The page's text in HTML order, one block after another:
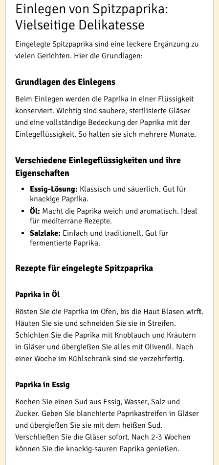
Einlegen von Spitzpaprika:
Vielseitige Delikatesse
Eingelegte Spitzpaprika sind eine leckere Ergänzung zu
vielen Gerichten. Hier die Grundlagen:
Grundlagen des Einlegens
Beim Einlegen werden die Paprika in einer Flüssigkeit
konserviert. Wichtig sind saubere, sterilisierte Gläser
und eine vollständige Bedeckung der Paprika mit der
Einlegeflüssigkeit. So halten sie sich mehrere Monate.
Verschiedene Einlegeflüssigkeiten und ihre
Eigenschaften
Essig-Lösung: Klassisch und säuerlich. Gut für
knackige Paprika.
Öl: Macht die Paprika weich und aromatisch. Ideal
für mediterrane Rezepte.
Salzlake: Einfach und traditionell. Gut für
fermentierte Paprika.
Rezepte für eingelegte Spitzpaprika
Paprika in Öl
Rösten Sie die Paprika im Ofen, bis die Haut Blasen wirft.
Häuten Sie sie und schneiden Sie sie in Streifen.
Schichten Sie die Paprika mit Knoblauch und Kräutern
in Gläser und übergießen Sie alles mit Olivenöl. Nach
einer Woche im Kühlschrank sind sie verzehrfertig.
Paprika in Essig
Kochen Sie einen Sud aus Essig, Wasser, Salz und
Zucker. Geben Sie blanchierte Paprikastreifen in Gläser
und übergießen Sie sie mit dem heißen Sud.
Verschließen Sie die Gläser sofort. Nach 2-3 Wochen
können Sie die knackig-sauren Paprika genießen.